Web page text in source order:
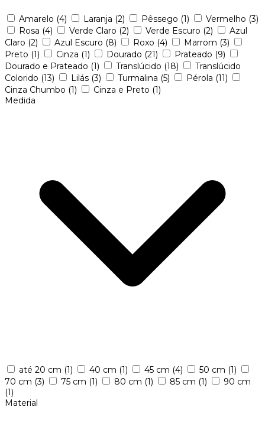
Amarelo (4) Laranja (2) Pêssego (1) Vermelho (3)
Rosa (4) Verde Claro (2) Verde Escuro (2)
Azul
Claro (2) Azul Escuro (8) Roxo (4) Marrom (3)
Preto (1) Cinza (1) Dourado (21) Prateado (9)
Dourado e Prateado (1) Translúcido (18)
Translúcido
Colorido (13) Lilás (3) Turmalina (5) Pérola (11)
Cinza Chumbo (1) Cinza e Preto (1)
Medida
até 20 cm (1) 40 cm (1) 45 cm (4) 50 cm (1)
70 cm (3) 75 cm (1) 80 cm (1) 85 cm (1)
90 cm
(1)
Material